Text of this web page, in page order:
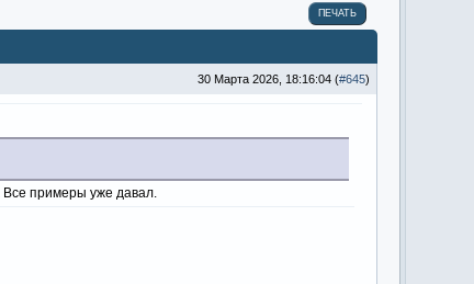
ПЕЧАТЬ
30 Марта 2026, 18:16:04 (#645)
Все примеры уже давал.